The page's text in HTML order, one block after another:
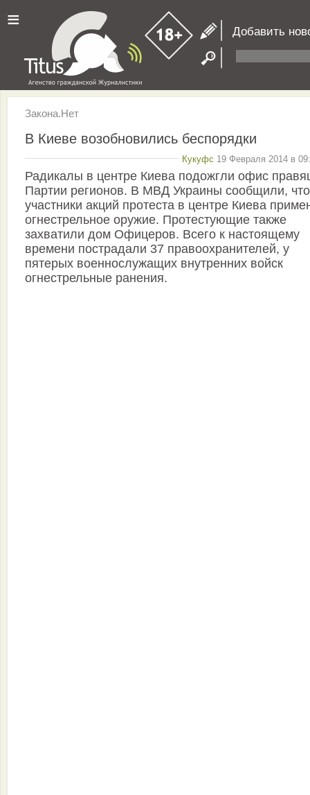
≡ Добавить
Закона.Нет
В Киеве возобновились беспорядки
Кукуфс 19 Февраля 2014 в
Радикалы в центре Киева подожгли офис
Партии регионов. В МВД Украины сообщили, что
участники акций протеста в центре Киева
огнестрельное оружие. Протестующие также
захватили дом Офицеров. Всего к настоящему
времени пострадали 37 правоохранителей, у
пятерых военнослужащих внутренних войск
огнестрельные ранения.